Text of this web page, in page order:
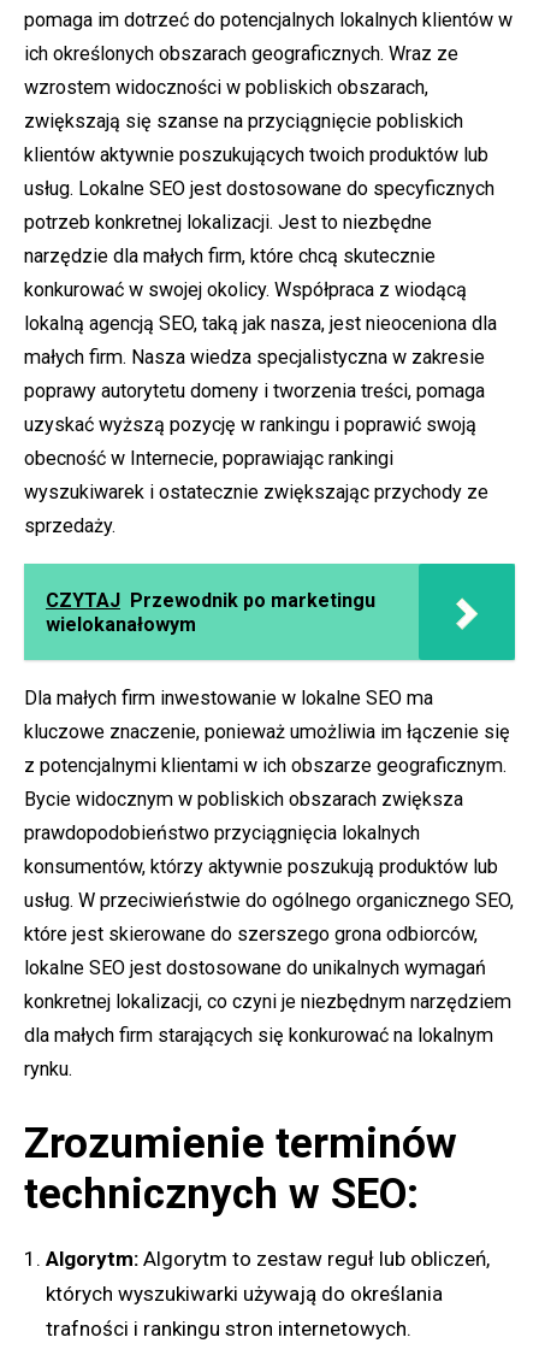
pomaga im dotrzeć do potencjalnych lokalnych klientów w
ich określonych obszarach geograficznych. Wraz ze
wzrostem widoczności w pobliskich obszarach,
zwiększają się szanse na przyciągnięcie pobliskich
klientów aktywnie poszukujących twoich produktów lub
usług. Lokalne SEO jest dostosowane do specyficznych
potrzeb konkretnej lokalizacji. Jest to niezbędne
narzędzie dla małych firm, które chcą skutecznie
konkurować w swojej okolicy. Współpraca z wiodącą
lokalną agencją SEO, taką jak nasza, jest nieoceniona dla
małych firm. Nasza wiedza specjalistyczna w zakresie
poprawy autorytetu domeny i tworzenia treści, pomaga
uzyskać wyższą pozycję w rankingu i poprawić swoją
obecność w Internecie, poprawiając rankingi
wyszukiwarek i ostatecznie zwiększając przychody ze
sprzedaży.
CZYTAJ Przewodnik po marketingu
wielokanałowym
Dla małych firm inwestowanie w lokalne SEO ma
kluczowe znaczenie, ponieważ umożliwia im łączenie się
z potencjalnymi klientami w ich obszarze geograficznym.
Bycie widocznym w pobliskich obszarach zwiększa
prawdopodobieństwo przyciągnięcia lokalnych
konsumentów, którzy aktywnie poszukują produktów lub
usług. W przeciwieństwie do ogólnego organicznego SEO,
które jest skierowane do szerszego grona odbiorców,
lokalne SEO jest dostosowane do unikalnych wymagań
konkretnej lokalizacji, co czyni je niezbędnym narzędziem
dla małych firm starających się konkurować na lokalnym
rynku.
Zrozumienie terminów
technicznych w SEO:
Algorytm: Algorytm to zestaw reguł lub obliczeń,
których wyszukiwarki używają do określania
trafności i rankingu stron internetowych.